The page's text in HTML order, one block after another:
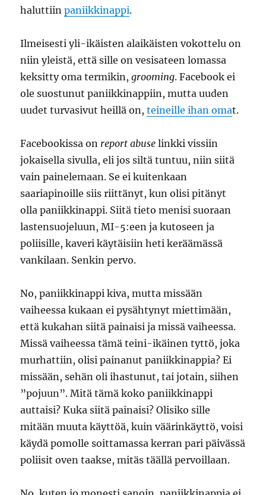
haluttiinpaniikkinappi.
Ilmeisesti yli-ikäisten alaikäisten vokottelu on
niin yleistä, että sille on vesisateen lomassa
keksitty oma termikin,grooming. Facebook ei
ole suostunut paniikkinappiin, mutta uuden
uudet turvasivut heillä on,teineille ihan omat.
Facebookissa on report abuse linkki vissiin
jokaisella sivulla, eli jos siltä tuntuu, niin siitä
vain painelemaan. Se ei kuitenkaan
saariapinoille siis riittänyt, kun olisi pitänyt
olla paniikkinappi. Siitä tieto menisi suoraan
lastensuojeluun, MI-5:een ja kutoseen ja
poliisille, kaveri käytäisiin heti keräämässä
vankilaan. Senkin pervo.
No, paniikkinappi kiva, mutta missään
vaiheessa kukaan ei pysähtynyt miettimään,
että kukahan siitä painaisi ja missä vaiheessa.
Missä vaiheessa tämä teini-ikäinen tyttö, joka
murhattiin, olisi painanut paniikkinappia? Ei
missään, sehän oli ihastunut, tai jotain, siihen
”pojuun”. Mitä tämä koko paniikkinappi
auttaisi? Kuka siitä painaisi? Olisiko sille
mitään muuta käyttöä, kuin väärinkäyttö, voisi
käydä pomolle soittamassa kerran pari päivässä
poliisit oven taakse, mitäs täällä pervoillaan.